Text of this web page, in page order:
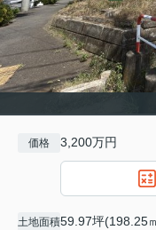
価格 3,200万円
土地面積59.97坪(198.25